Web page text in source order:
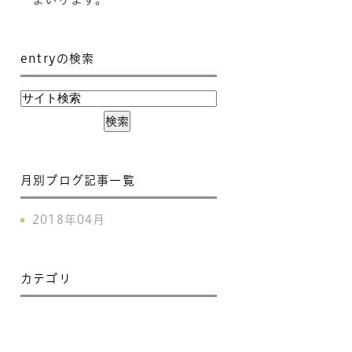
entryの検索
月別ブログ記事一覧
2018年04月
カテゴリ